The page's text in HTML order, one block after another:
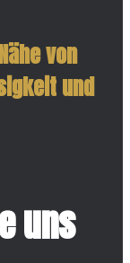
von
und
uns